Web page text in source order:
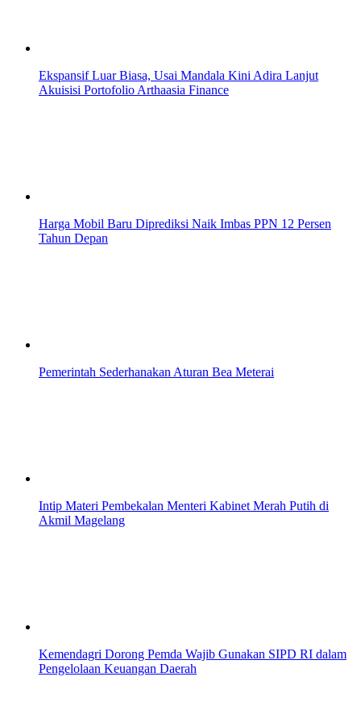
Ekspansif Luar Biasa, Usai Mandala Kini Adira Lanjut
Akuisisi Portofolio Arthaasia Finance
Harga Mobil Baru Diprediksi Naik Imbas PPN 12 Persen
Tahun Depan
Pemerintah Sederhanakan Aturan Bea Meterai
Intip Materi Pembekalan Menteri Kabinet Merah Putih di
Akmil Magelang
Kemendagri Dorong Pemda Wajib Gunakan SIPD RI dalam
Pengelolaan Keuangan Daerah